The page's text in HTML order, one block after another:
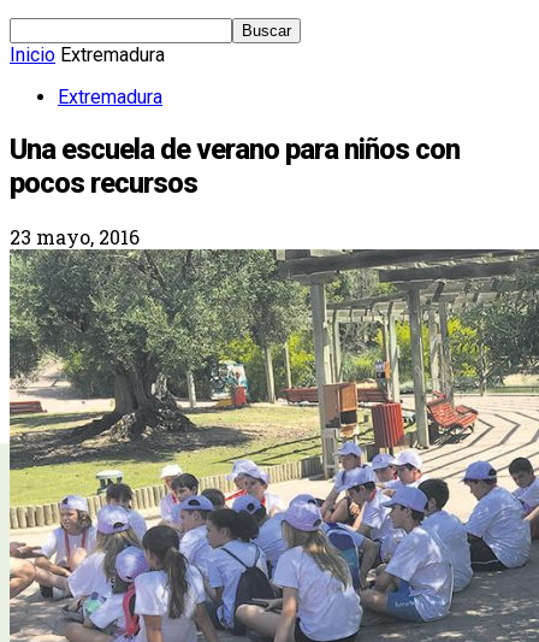
Inicio Extremadura
Extremadura
Una escuela de verano para niños con
pocos recursos
23 mayo, 2016